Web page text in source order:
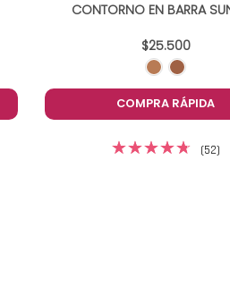
CONTORNO EN BARRA
$25.500
COMPRA RÁPIDA
(52)